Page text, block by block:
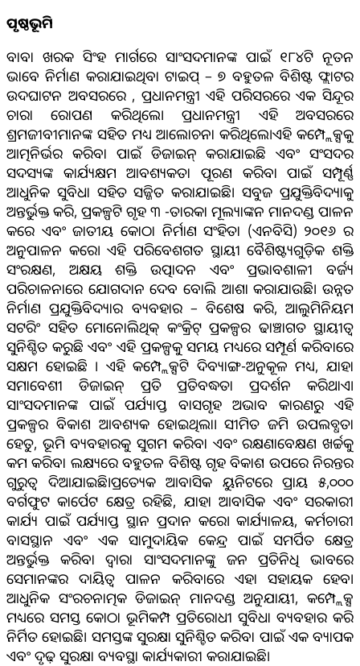
ପୃଷ୍ଠଭୂମି
ବାବା ଖରକ ସିଂହ ମାର୍ଗରେ ସାଂସଦମାନଙ୍କ ପାଇଁ ୧୮୪ଟି ନୂତନ
ଭାବେ ନିର୍ମାଣ କରାଯାଇଥିବା ଟାଇପ୍ – ୭ ବହୁତଳ ବିଶିଷ୍ଟ ଫ୍ଲାଟର
ଉଦଘାଟନ ଅବସରରେ , ପ୍ରଧାନମନ୍ତ୍ରୀ ଏହି ପରିସରରେ ଏକ ସିନ୍ଦୂର
ଚାରା ରୋପଣ କରିଥିଲେ। ପ୍ରଧାନମନ୍ତ୍ରୀ ଏହି ଅବସରରେ
ଶ୍ରମଜୀବୀମାନଙ୍କ ସହିତ ମଧ୍ୟ ଆଲୋଚନା କରିଥିଲେ।ଏହି କମ୍ପ୍ଲେକ୍ସକୁ
ଆତ୍ମନିର୍ଭର କରିବା ପାଇଁ ଡିଜାଇନ୍ କରାଯାଇଛି ଏବଂ ସଂସଦର
ସଦସ୍ୟଙ୍କ କାର୍ଯ୍ୟକ୍ଷମ ଆବଶ୍ୟକତା ପୂରଣ କରିବା ପାଇଁ ସମ୍ପୂର୍ଣ୍ଣ
ଆଧୁନିକ ସୁବିଧା ସହିତ ସଜ୍ଜିତ କରାଯାଇଛି। ସବୁଜ ପ୍ରଯୁକ୍ତିବିଦ୍ୟାକୁ
ଅନ୍ତର୍ଭୁକ୍ତ କରି, ପ୍ରକଳ୍ପଟି ଗୃହ ୩ -ତାରକା ମୂଲ୍ୟାଙ୍କନ ମାନଦଣ୍ଡ ପାଳନ
କରେ ଏବଂ ଜାତୀୟ କୋଠା ନିର୍ମାଣ ସଂହିତା (ଏନବିସି) ୨୦୧୬ ର
ଅନୁପାଳନ କରେ। ଏହି ପରିବେଶଗତ ସ୍ଥାୟୀ ବୈଶିଷ୍ଟ୍ୟଗୁଡ଼ିକ ଶକ୍ତି
ସଂରକ୍ଷଣ, ଅକ୍ଷୟ ଶକ୍ତି ଉତ୍ପାଦନ ଏବଂ ପ୍ରଭାବଶାଳୀ ବର୍ଜ୍ୟ
ପରିଚାଳନାରେ ଯୋଗଦାନ ଦେବ ବୋଲି ଆଶା କରାଯାଉଛି। ଉନ୍ନତ
ନିର୍ମାଣ ପ୍ରଯୁକ୍ତିବିଦ୍ୟାର ବ୍ୟବହାର – ବିଶେଷ କରି, ଆଲୁମିନିୟମ
ସଟରିଂ ସହିତ ମୋନୋଲିଥିକ୍ କଂକ୍ରିଟ୍ ପ୍ରକଳ୍ପର ଢାଞ୍ଚାଗତ ସ୍ଥାୟୀତ୍ୱ
ସୁନିଶ୍ଚିତ କରୁଛି ଏବଂ ଏହି ପ୍ରକଳ୍ପକୁ ସମୟ ମଧ୍ୟରେ ସମ୍ପୂର୍ଣ କରିବାରେ
ସକ୍ଷମ ହୋଇଛି । ଏହି କମ୍ପ୍ଲେକ୍ସଟି ଦିବ୍ୟାଙ୍ଗ-ଅନୁକୂଳ ମଧ୍ୟ, ଯାହା
ସମାବେଶୀ ଡିଜାଇନ୍ ପ୍ରତି ପ୍ରତିବଦ୍ଧତା ପ୍ରଦର୍ଶନ କରିଥାଏ।
ସାଂସଦମାନଙ୍କ ପାଇଁ ପର୍ଯ୍ୟାପ୍ତ ବାସଗୃହ ଅଭାବ କାରଣରୁ ଏହି
ପ୍ରକଳ୍ପର ବିକାଶ ଆବଶ୍ୟକ ହୋଇଥିଲା। ସୀମିତ ଜମି ଉପଲବ୍ଧତା
ହେତୁ, ଭୂମି ବ୍ୟବହାରକୁ ସୁଗମ କରିବା ଏବଂ ରକ୍ଷଣାବେକ୍ଷଣ ଖର୍ଚ୍ଚକୁ
କମ କରିବା ଲକ୍ଷ୍ୟରେ ବହୁତଳ ବିଶିଷ୍ଟ ଗୃହ ବିକାଶ ଉପରେ ନିରନ୍ତର
ଗୁରୁତ୍ୱ ଦିଆଯାଇଛି।ପ୍ରତ୍ୟେକ ଆବାସିକ ୟୁନିଟରେ ପ୍ରାୟ ୫,୦୦୦
ବର୍ଗଫୁଟ କାର୍ପେଟ କ୍ଷେତ୍ର ରହିଛି, ଯାହା ଆବାସିକ ଏବଂ ସରକାରୀ
କାର୍ଯ୍ୟ ପାଇଁ ପର୍ଯ୍ୟାପ୍ତ ସ୍ଥାନ ପ୍ରଦାନ କରେ। କାର୍ଯ୍ୟାଳୟ, କର୍ମଚାରୀ
ବାସସ୍ଥାନ ଏବଂ ଏକ ସାମୁଦାୟିକ କେନ୍ଦ୍ର ପାଇଁ ସମର୍ପିତ କ୍ଷେତ୍ର
ଅନ୍ତର୍ଭୁକ୍ତ କରିବା ଦ୍ୱାରା ସାଂସଦମାନଙ୍କୁ ଜନ ପ୍ରତିନିଧି ଭାବରେ
ସେମାନଙ୍କର ଦାୟିତ୍ୱ ପାଳନ କରିବାରେ ଏହା ସହାୟକ ହେବ।
ଆଧୁନିକ ସଂରଚନାତ୍ମକ ଡିଜାଇନ୍ ମାନଦଣ୍ଡ ଅନୁଯାୟୀ, କମ୍ପ୍ଲେକ୍ସ
ମଧ୍ୟରେ ସମସ୍ତ କୋଠା ଭୂମିକମ୍ପ ପ୍ରତିରୋଧୀ ସୁବିଧା ବ୍ୟବହାର କରି
ନିର୍ମିତ ହୋଇଛି। ସମସ୍ତଙ୍କ ସୁରକ୍ଷା ସୁନିଶ୍ଚିତ କରିବା ପାଇଁ ଏକ ବ୍ୟାପକ
ଏବଂ ଦୃଢ଼ ସୁରକ୍ଷା ବ୍ୟବସ୍ଥା କାର୍ଯ୍ୟକାରୀ କରାଯାଇଛି।